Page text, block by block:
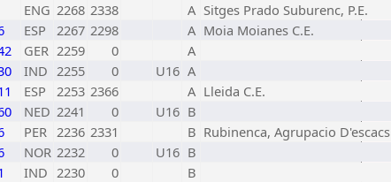
ENG 2268 2338 A Sitges Prado Suburenc, P.E.
ESP 2267 2298 A Moia Moianes C.E.
GER 2259 0
A
IND 2255 0 U16 A
ESP 2253 2366 A Lleida C.E.
NED 2241 0 U16 B
PER 2236 2331 B Rubinenca, Agrupacio D'escacs
NOR 2232 0 U16 B
IND 2230 0
B